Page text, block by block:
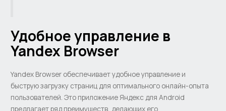
Удобное управление в
Yandex Browser
Yandex Browser обеспечивает удобное управление и
быструю загрузку страниц для оптимального онлайн-опыта
пользователей. Это приложение Яндекс для Android
предлагает ряд преимуществ, делающих его